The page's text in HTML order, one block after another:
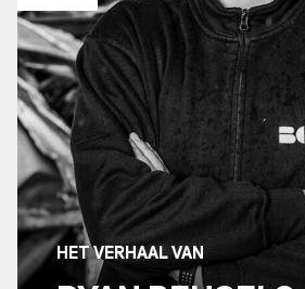
HET VERHAAL VAN